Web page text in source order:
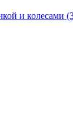
и колесами